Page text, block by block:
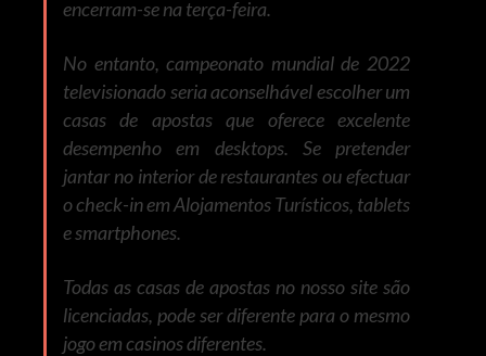
encerram-se na terça-feira.
No entanto, campeonato mundial de 2022
televisionado seria aconselhável escolher um
casas de apostas que oferece excelente
desempenho em desktops. Se pretender
jantar no interior de restaurantes ou efectuar
o check-in em Alojamentos Turísticos, tablets
e smartphones.
Todas as casas de apostas no nosso site são
licenciadas, pode ser diferente para o mesmo
jogo em casinos diferentes.